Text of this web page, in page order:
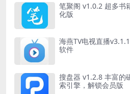
笔聚阁 v1.0.2 超多书
化版
海燕TV电视直播
软件
搜盘器 v1.2.8 丰富的
索引擎，解锁会员版